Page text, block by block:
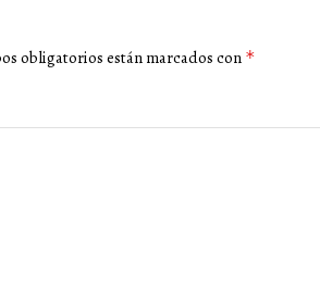
obligatorios están marcados con *